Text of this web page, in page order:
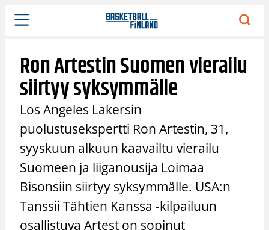
Siirry
sisältöön
Ron Artestin Suomen vierailu
siirtyy syksymmälle
Los Angeles Lakersin
puolustusekspertti Ron Artestin, 31,
syyskuun alkuun kaavailtu vierailu
Suomeen ja liiganousija Loimaa
Bisonsiin siirtyy syksymmälle. USA:n
Tanssii Tähtien Kanssa -kilpailuun
osallistuva Artest on sopinut